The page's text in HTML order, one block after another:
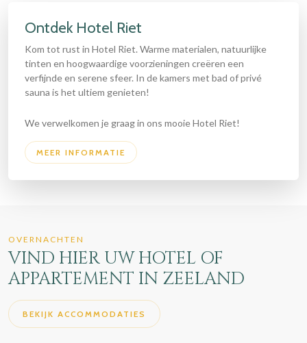
Ontdek Hotel Riet
Kom tot rust in Hotel Riet. Warme materialen, natuurlijke
tinten en hoogwaardige voorzieningen creëren een
verfijnde en serene sfeer. In de kamers met bad of privé
sauna is het ultiem genieten!
We verwelkomen je graag in ons mooie Hotel Riet!
MEER INFORMATIE
OVERNACHTEN
VIND HIER UW HOTEL OF
APPARTEMENT IN ZEELAND
BEKIJK ACCOMMODATIES